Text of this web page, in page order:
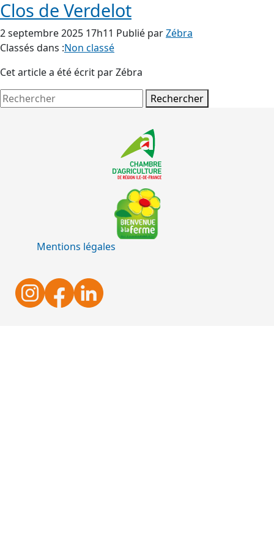
Clos de Verdelot
2 septembre 2025 17h11 Publié parZébra
Classés dans :Non classé
Cet article a été écrit par Zébra
Rechercher
Mentions légales